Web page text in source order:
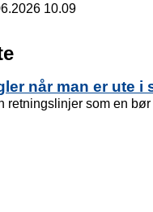
10.09
når man er ute i
retningslinjer som en